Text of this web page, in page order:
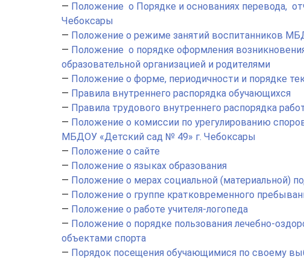
— Положение о Порядке и основаниях перевода,
Чебоксары
— Положение о режиме занятий воспитанников
— Положение о порядке оформления
образовательной организацией и родителями
— Положение о форме, периодичности и порядке
— Правила внутреннего распорядка обучающихся
— Правила трудового внутреннего распорядка
— Положение о комиссии по урегулированию
МБДОУ «Детский сад № 49» г. Чебоксары
— Положение о сайте
— Положение о языках образования
— Положение о мерах социальной (материальной)
— Положение о группе кратковременного
— Положение о работе учителя-логопеда
— Положение о порядке пользования лечебно-
объектами спорта
— Порядок посещения обучающимися по своему